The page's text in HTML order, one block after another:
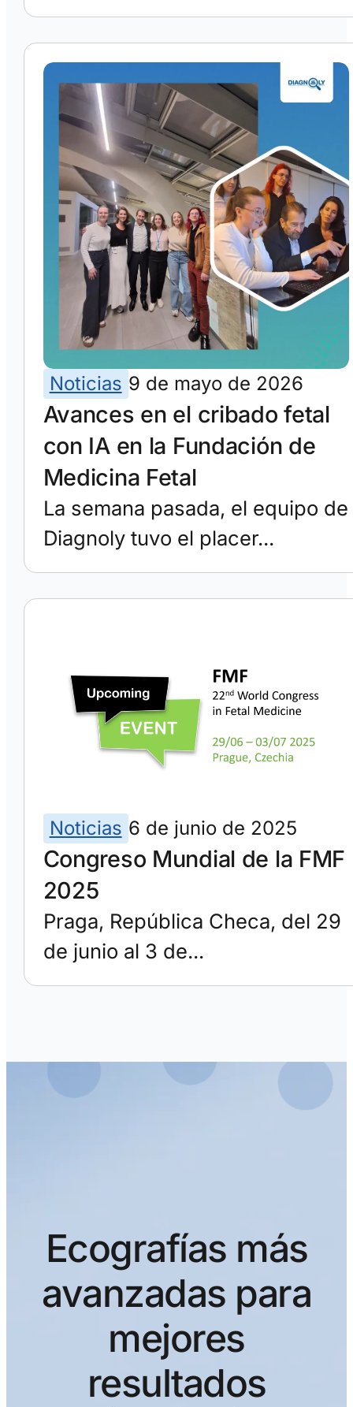
Noticias 9 de mayo de 2026
Avances en el cribado fetal
con IA en la Fundación de
Medicina Fetal
La semana pasada, el equipo de
Diagnoly tuvo el placer...
Noticias 6 de junio de 2025
Congreso Mundial de la FMF
2025
Praga, República Checa, del 29
de junio al 3 de...
Ecografías más
avanzadas para
mejores
resultados